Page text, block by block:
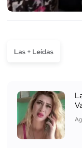
Las + Leídas